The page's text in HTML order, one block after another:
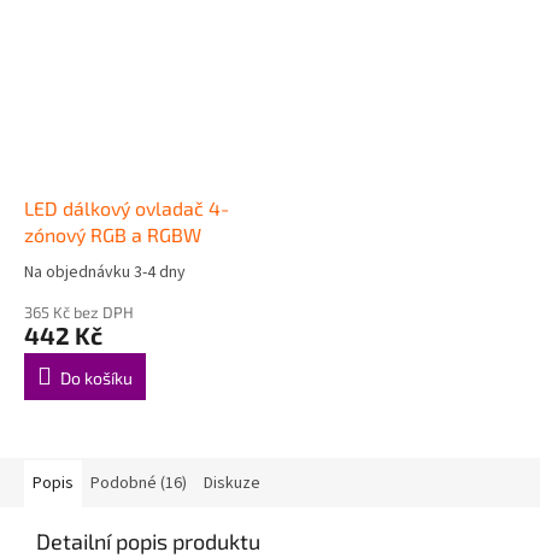
LED dálkový ovladač 4-
zónový RGB a RGBW
Průměrné
produktu
je
5,0
Na objednávku 3-4 dny
365 Kč bez DPH
442 Kč
Do košíku
Popis Podobné (16) Diskuze
Detailní popis produktu